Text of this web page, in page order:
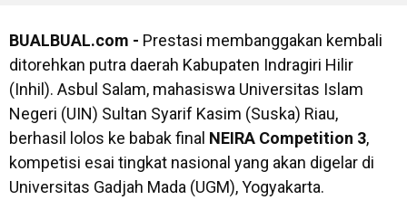
BUALBUAL.com - Prestasi membanggakan kembali
ditorehkan putra daerah Kabupaten Indragiri Hilir
(Inhil). Asbul Salam, mahasiswa Universitas Islam
Negeri (UIN) Sultan Syarif Kasim (Suska) Riau,
berhasil lolos ke babak final NEIRA Competition 3,
kompetisi esai tingkat nasional yang akan digelar di
Universitas Gadjah Mada (UGM), Yogyakarta.